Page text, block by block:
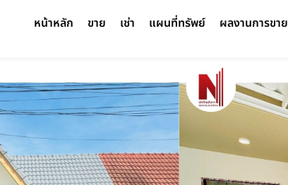
หน้าหลัก ขาย เช่า แผนที่ทรัพย์ ผลงานการขาย